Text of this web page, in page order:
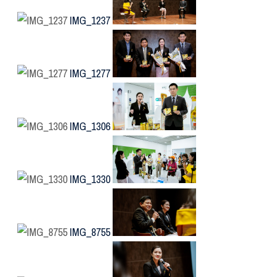
IMG_1237
IMG_1277
IMG_1306
IMG_1330
IMG_8755